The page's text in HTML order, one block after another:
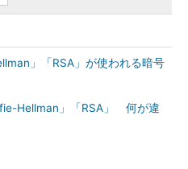
」「RSA」が使われる暗号
Hellman」「RSA」 何が違